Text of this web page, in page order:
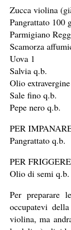
Zucca violina
Pangrattato 100
Parmigiano
Scamorza
Uova 1
Salvia q.b.
Olio
Sale fino q.b.
Pepe nero q.b.
PER
Pangrattato q.b.
PER FRIGGERE
Olio di semi q.b.
Per preparare
occupatevi
violina, ma